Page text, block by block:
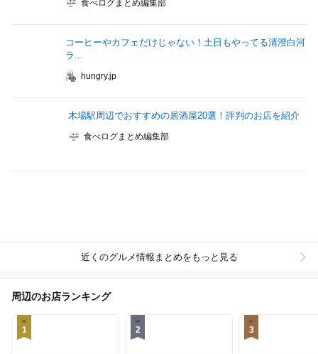
食べログまとめ編集部
コーヒーやカフェだけじゃない！土日もやってる清澄白河
ラ...
hungry.jp
木場駅周辺でおすすめの居酒屋20選！評判のお店を紹介
食べログまとめ編集部
近くのグルメ情報まとめをもっと見る
周辺のお店ランキング
1 2 3